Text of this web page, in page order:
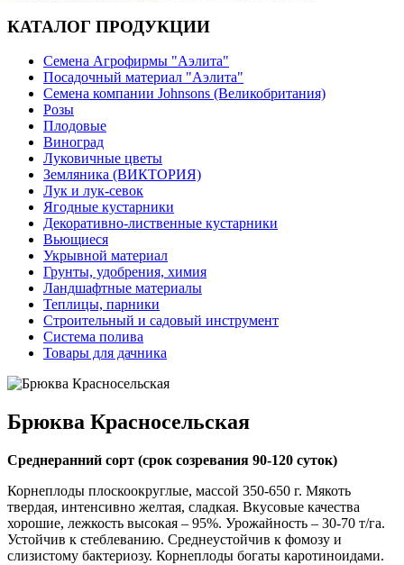
КАТАЛОГ ПРОДУКЦИИ
Семена Агрофирмы "Аэлита"
Посадочный материал "Аэлита"
Семена компании Johnsons (Великобритания)
Розы
Плодовые
Виноград
Луковичные цветы
Земляника (ВИКТОРИЯ)
Лук и лук-севок
Ягодные кустарники
Декоративно-лиственные кустарники
Вьющиеся
Укрывной материал
Грунты, удобрения, химия
Ландшафтные материалы
Теплицы, парники
Строительный и садовый инструмент
Система полива
Товары для дачника
Брюква Красносельская
Среднеранний сорт (срок созревания 90-120 суток)
Корнеплоды плоскоокруглые, массой 350-650 г. Мякоть
твердая, интенсивно желтая, сладкая. Вкусовые качества
хорошие, лежкость высокая – 95%. Урожайность – 30-70 т/га.
Устойчив к стеблеванию. Среднеустойчив к фомозу и
слизистому бактериозу. Корнеплоды богаты каротиноидами.